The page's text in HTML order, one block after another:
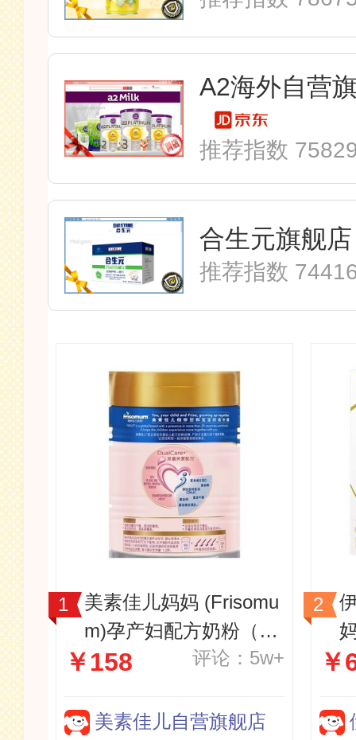
推荐指数
合生元旗舰店
推荐指数
美素佳儿妈妈 (Frisomu
m)孕产妇配方奶粉（调
制乳粉）400g孕妈孕妇
￥158 评论：5w+
美素佳儿自营旗舰店
￥